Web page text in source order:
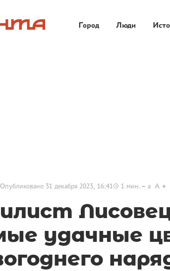
Город Люди
Опубликовано 31 декабря 2023, 16:41 1 мин. a A
удачные